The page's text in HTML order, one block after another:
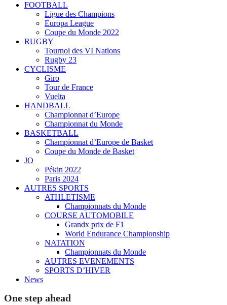
FOOTBALL
Ligue des Champions
Europa League
Coupe du Monde 2022
RUGBY
Tournoi des VI Nations
Rugby 23
CYCLISME
Giro
Tour de France
Vuelta
HANDBALL
Championnat d’Europe
Championnat du Monde
BASKETBALL
Championnat d’Europe de Basket
Coupe du Monde de Basket
JO
Pékin 2022
Paris 2024
AUTRES SPORTS
ATHLETISME
Championnats du Monde
COURSE AUTOMOBILE
Grandx prix de F1
World Endurance Championship
NATATION
Championnats du Monde
AUTRES EVENEMENTS
SPORTS D’HIVER
News
One step ahead